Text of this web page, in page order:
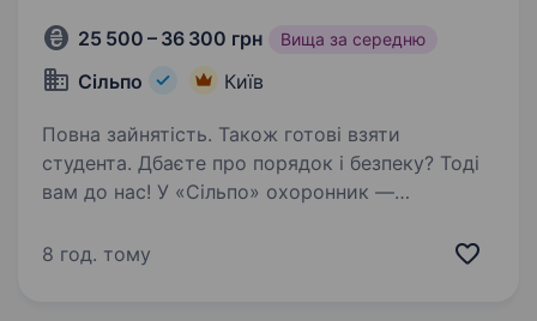
25 500 – 36 300 грн Вища за середню
Сільпо Київ
Повна зайнятість. Також готові взяти
студента. Дбаєте про порядок і безпеку? Тоді
вам до нас! У «Сільпо» охоронник —
про спокій кожного Гостя. Що потрібно
8 год. тому